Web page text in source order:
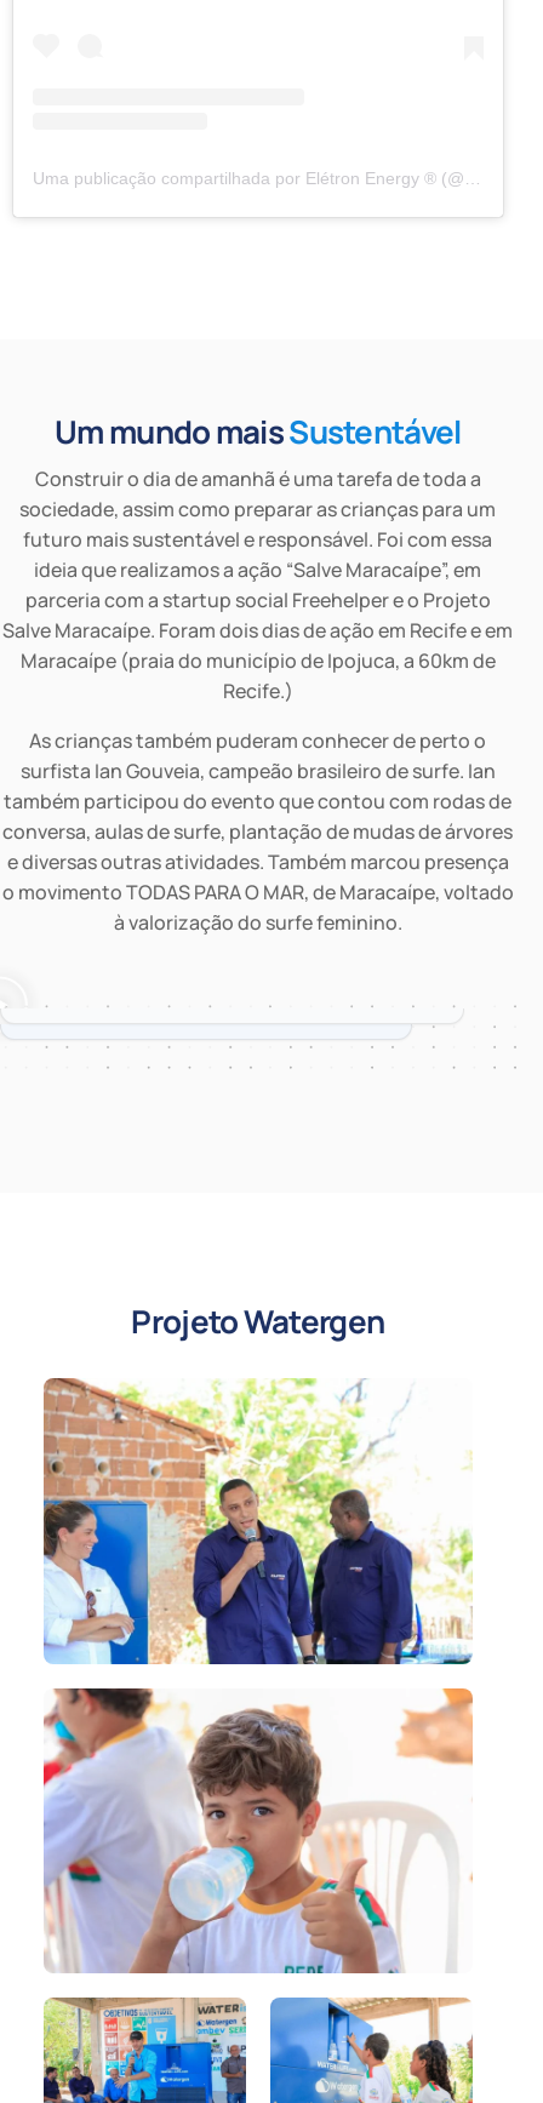
Um mundo maisSustentável
Construir o dia de amanhã é uma tarefa de toda a
sociedade, assim como preparar as crianças para um
futuro mais sustentável e responsável. Foi com essa
ideia que realizamos a ação “Salve Maracaípe”, em
parceria com a startup social Freehelper e o Projeto
Salve Maracaípe. Foram dois dias de ação em Recife e em
Maracaípe (praia do município de Ipojuca, a 60km de
Recife.)
As crianças também puderam conhecer de perto o
surfista Ian Gouveia, campeão brasileiro de surfe. Ian
também participou do evento que contou com rodas de
conversa, aulas de surfe, plantação de mudas de árvores
e diversas outras atividades. Também marcou presença
o movimento TODAS PARA O MAR, de Maracaípe, voltado
à valorização do surfe feminino.
Projeto Watergen